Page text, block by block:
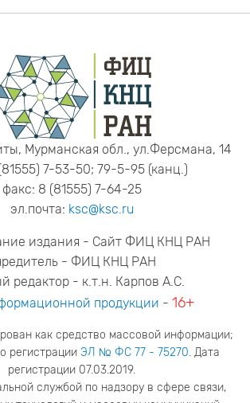
Мурманская обл., ул.Ферсмана, 14
7-53-50; 79-5-95 (канц.)
факс: 8 (81555) 7-64-25
эл.почта: ksc@ksc.ru
издания - Сайт ФИЦ КНЦ РАН
- ФИЦ КНЦ РАН
редактор - к.т.н. Карпов А.С.
продукции - 16+
как средство массовой информации;
регистрации ЭЛ № ФС 77 - 75270. Дата
регистрации 07.03.2019.
службой по надзору в сфере связи,